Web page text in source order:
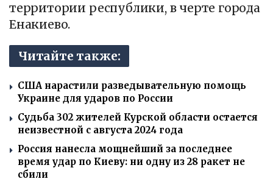
территории республики, в черте города
Енакиево.
Читайте также:
США нарастили разведывательную помощь
Украине для ударов по России
Судьба 302 жителей Курской области остается
неизвестной с августа 2024 года
Россия нанесла мощнейший за последнее
время удар по Киеву: ни одну из 28 ракет не
сбили